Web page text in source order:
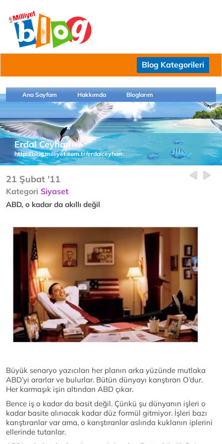
Blog Kategorileri
Ana Sayfam Hakkımda Bloglarım
Erdal Ceyhan
http://blog.milliyet.com.tr/erdalceyhan
21 Şubat '11
Kategori Siyaset
ABD, o kadar da akıllı değil
Büyük senaryo yazıcıları her planın arka yüzünde mutlaka
ABD’yi ararlar ve bulurlar. Bütün dünyayı karıştıran O’dur.
Her karmaşık işin altından ABD çıkar.
Bence iş o kadar da basit değil. Çünkü şu dünyanın işleri o
kadar basite alınacak kadar düz formül gitmiyor. İşleri bazı
karıştıranlar var ama, o karıştıranlar aslında kuklanın iplerini
ellerinde tutanlar.